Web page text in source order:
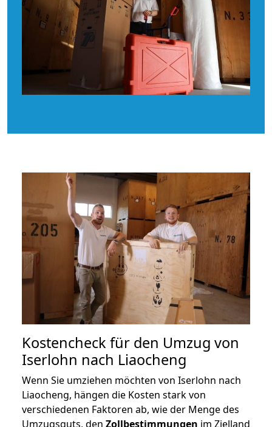
Kostencheck für den Umzug von
Iserlohn nach Liaocheng
Wenn Sie umziehen möchten von Iserlohn nach
Liaocheng, hängen die Kosten stark von
verschiedenen Faktoren ab, wie der Menge des
Umzugsguts, den Zollbestimmungen im Zielland